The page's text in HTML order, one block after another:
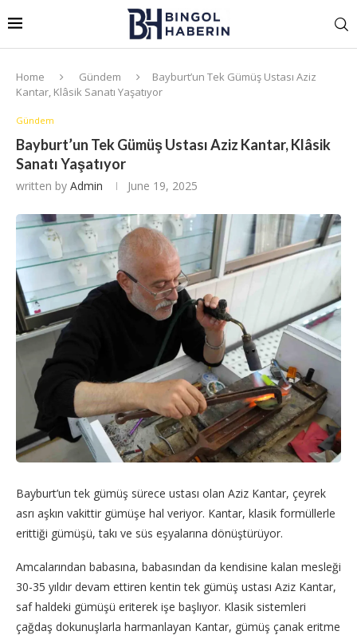
Home Gündem
Bayburt’un Tek Gümüş Ustası Aziz
Kantar, Klâsik Sanatı Yaşatıyor
Gündem
Bayburt’un Tek Gümüş Ustası Aziz Kantar, Klâsik
Sanatı Yaşatıyor
written by Admin June 19, 2025
Bayburt’un tek gümüş sürece ustası olan Aziz Kantar, çeyrek
asrı aşkın vakittir gümüşe hal veriyor. Kantar, klasik formüllerle
erittiği gümüşü, takı ve süs eşyalarına dönüştürüyor.
Amcalarından babasına, babasından da kendisine kalan mesleği
30-35 yıldır devam ettiren kentin tek gümüş ustası Aziz Kantar,
saf haldeki gümüşü eriterek işe başlıyor. Klasik sistemleri
çağdaş dokunuşlarla harmanlayan Kantar, gümüş çanak eritme